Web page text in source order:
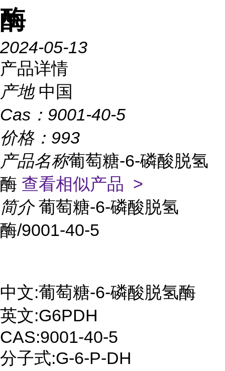
酶
2024-05-13
产品详情
产地 中国
Cas： 9001-40-5
价格： 993
产品名称葡萄糖-6-磷酸脱氢
酶 查看相似产品 >
简介 葡萄糖-6-磷酸脱氢
酶/9001-40-5
中文:葡萄糖-6-磷酸脱氢酶
英文:G6PDH
CAS:9001-40-5
分子式:G-6-P-DH